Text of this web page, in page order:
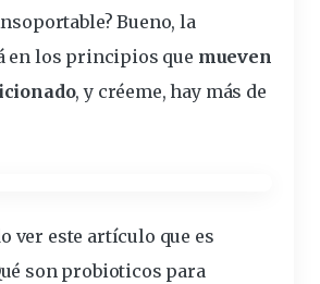
Bueno, la
en los principios que mueven
, y créeme, hay más de
ver este artículo que es
son probioticos para